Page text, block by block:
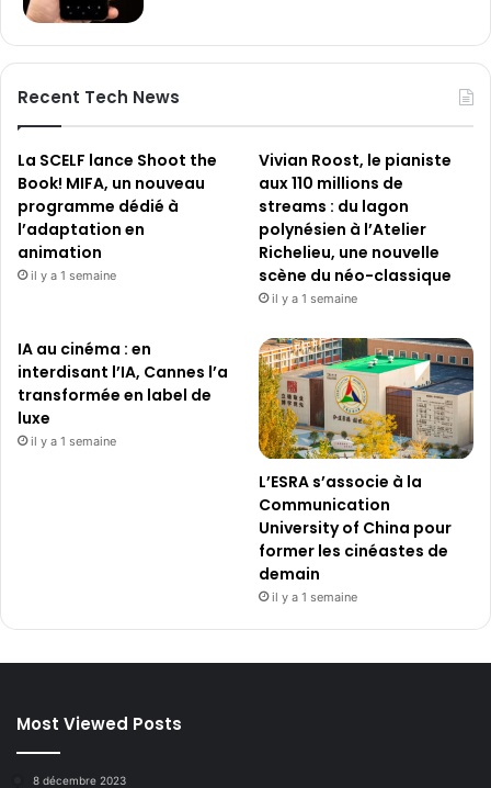
Recent Tech News
La SCELF lance Shoot the
Book! MIFA, un nouveau
programme dédié à
l’adaptation en
animation
il y a 1 semaine
Vivian Roost, le pianiste
aux 110 millions de
streams : du lagon
polynésien à l’Atelier
Richelieu, une nouvelle
scène du néo-classique
il y a 1 semaine
IA au cinéma : en
interdisant l’IA, Cannes l’a
transformée en label de
luxe
il y a 1 semaine
L’ESRA s’associe à la
Communication
University of China pour
former les cinéastes de
demain
il y a 1 semaine
Most Viewed Posts
8 décembre 2023